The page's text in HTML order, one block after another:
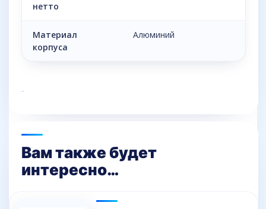
нетто
Материал
корпуса
Алюминий
Вам также будет
интересно…